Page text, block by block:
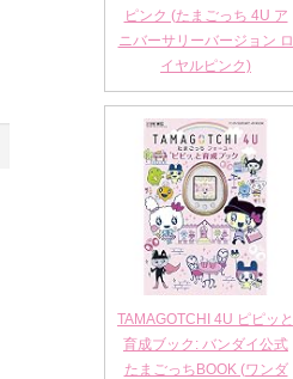
ピンク (たまごっち 4U ア
ニバーサリーバージョン ロ
イヤルピンク)
TAMAGOTCHI 4U ピピッと
育成ブック: バンダイ公式
たまごっちBOOK (ワンダ